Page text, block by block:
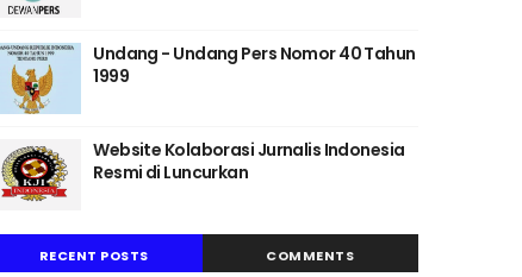
Undang - Undang Pers Nomor 40 Tahun
1999
Website Kolaborasi Jurnalis Indonesia
Resmi di Luncurkan
RECENT POSTS COMMENTS